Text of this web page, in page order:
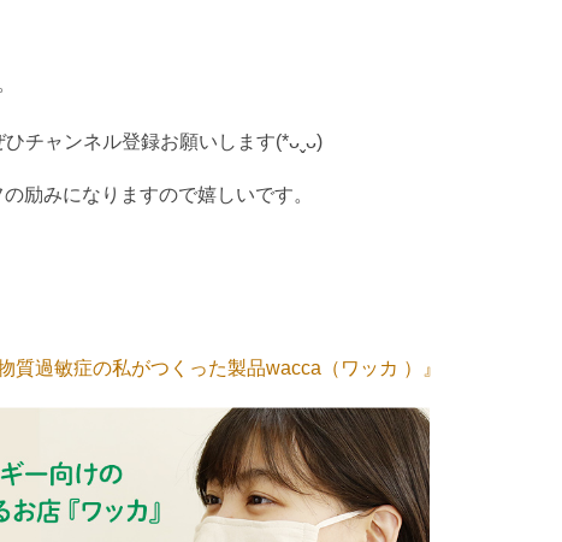
チャンネル登録お願いします(*ᴗˬᴗ)
励みになりますので嬉しいです。
質過敏症の私がつくった製品wacca（ワッカ ）』